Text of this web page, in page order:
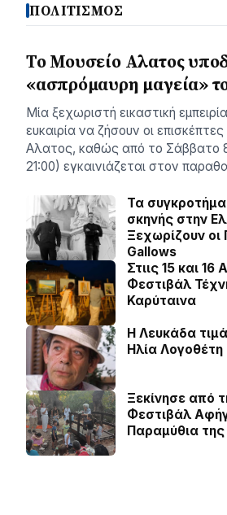
ΠΟΛΙΤΙΣΜΟΣ
Το Μουσείο Αλατος
«ασπρόμαυρη μαγεία»
Μία ξεχωριστή εικαστική
ευκαιρία να ζήσουν οι
Αλατος, καθώς από το Σάββατο
21:00) εγκαινιάζεται στον
Τα
σκηνής στην
Ξεχωρίζουν οι
Gallows
Στιις 15 και
Φεστιβάλ
Καρύταινα
Η Λευκάδα
Ηλία Λογοθέτη
Ξεκίνησε από
Φεστιβάλ
Παραμύθια